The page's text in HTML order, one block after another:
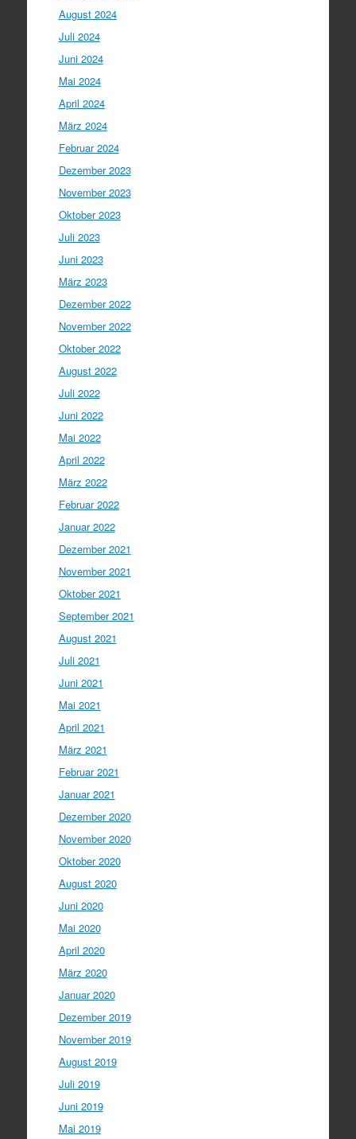
August 2024
Juli 2024
Juni 2024
Mai 2024
April 2024
März 2024
Februar 2024
Dezember 2023
November 2023
Oktober 2023
Juli 2023
Juni 2023
März 2023
Dezember 2022
November 2022
Oktober 2022
August 2022
Juli 2022
Juni 2022
Mai 2022
April 2022
März 2022
Februar 2022
Januar 2022
Dezember 2021
November 2021
Oktober 2021
September 2021
August 2021
Juli 2021
Juni 2021
Mai 2021
April 2021
März 2021
Februar 2021
Januar 2021
Dezember 2020
November 2020
Oktober 2020
August 2020
Juni 2020
Mai 2020
April 2020
März 2020
Januar 2020
Dezember 2019
November 2019
August 2019
Juli 2019
Juni 2019
Mai 2019